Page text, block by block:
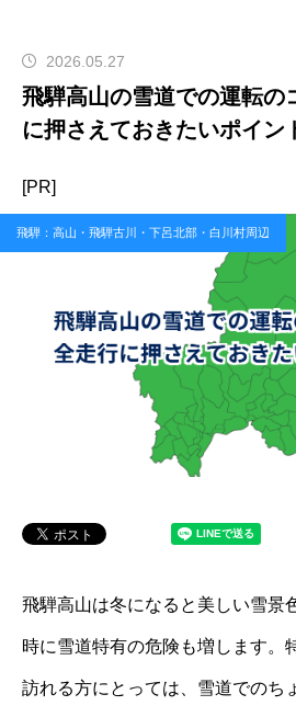
2026.05.27
飛騨高山の雪道での運転の
に押さえておきたいポイン
[PR]
飛騨：高山・飛騨古川・下呂北部・白川村周辺
飛騨高山は冬になると美しい雪景
時に雪道特有の危険も増します。
訪れる方にとっては、雪道でのち